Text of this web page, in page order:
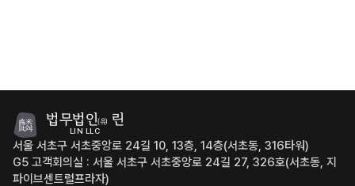
법무법인(유) 린
LIN LLC
서울 서초구 서초중앙로 24길 10, 13층, 14층(서초동, 316타워)
G5 고객회의실 : 서울 서초구 서초중앙로 24길 27, 326호(서초동, 지
파이브센트럴프라자)